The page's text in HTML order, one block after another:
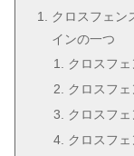
クロスフェン
インの一つ
クロスフェ
クロスフェ
クロスフ
クロスフ